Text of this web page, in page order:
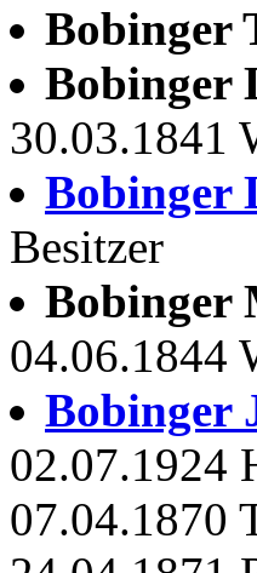
Bobinger
Bobinger
30.03.1841
Bobinger
Besitzer
Bobinger
04.06.1844
Bobinger
02.07.1924
07.04.1870